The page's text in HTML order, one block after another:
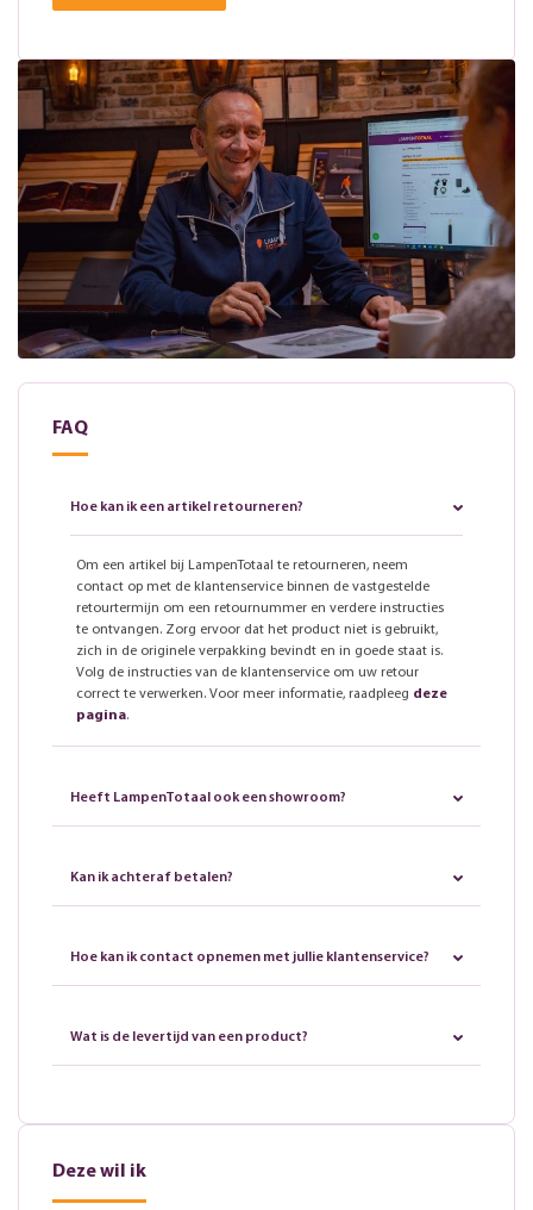
FAQ
Hoe kan ik een artikel retourneren?
Om een artikel bij LampenTotaal te retourneren, neem
contact op met de klantenservice binnen de vastgestelde
retourtermijn om een retournummer en verdere instructies
te ontvangen. Zorg ervoor dat het product niet is gebruikt,
zich in de originele verpakking bevindt en in goede staat is.
Volg de instructies van de klantenservice om uw retour
correct te verwerken. Voor meer informatie, raadpleeg deze
pagina.
Heeft LampenTotaal ook een showroom?
Kan ik achteraf betalen?
Hoe kan ik contact opnemen met jullie klantenservice?
Wat is de levertijd van een product?
Deze wil ik